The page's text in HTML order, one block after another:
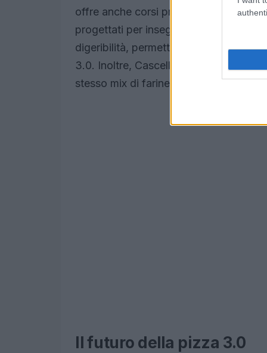
offre anche corsi professionali
progettati per insegnare a chef e
digeribilità, permettendo a chiunque
3.0. Inoltre, Cascella ha introdotto
stesso mix di farine, ampliando
Il futuro della pizza 3.0